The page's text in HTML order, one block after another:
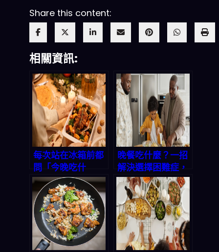
Share this content:
相關資訊:
每次站在冰箱前都
問「今晚吃什
麼」？這個 App
讓你十分鐘搞定三
餸一湯，連選擇困
難症都治好了！
晚餐吃什麼？一招
解決選擇困難症，
三餸一湯輕鬆上
桌！